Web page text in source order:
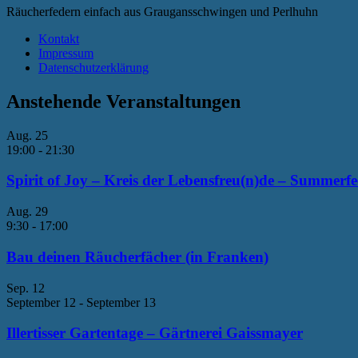
Räucherfedern einfach aus Graugansschwingen und Perlhuhn
Kontakt
Impressum
Datenschutzerklärung
Anstehende Veranstaltungen
Aug. 25
19:00 - 21:30
Spirit of Joy – Kreis der Lebensfreu(n)de –
Aug. 29
9:30 - 17:00
Bau deinen Räucherfächer (in Franken)
Sep. 12
September 12 - September 13
Illertisser Gartentage – Gärtnerei Gaissmayer